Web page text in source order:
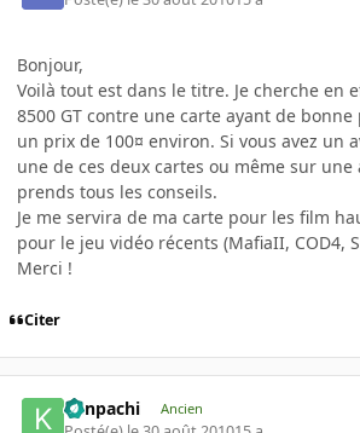
Bonjour,
Voilà tout est dans le titre. Je cherche en
8500 GT contre une carte ayant de
un prix de 100¤ environ. Si vous avez un
une de ces deux cartes ou même sur
prends tous les conseils.
Je me servira de ma carte pour les film
pour le jeu vidéo récents (MafiaII, COD4,
Merci !
Citer
Kenpachi Ancien